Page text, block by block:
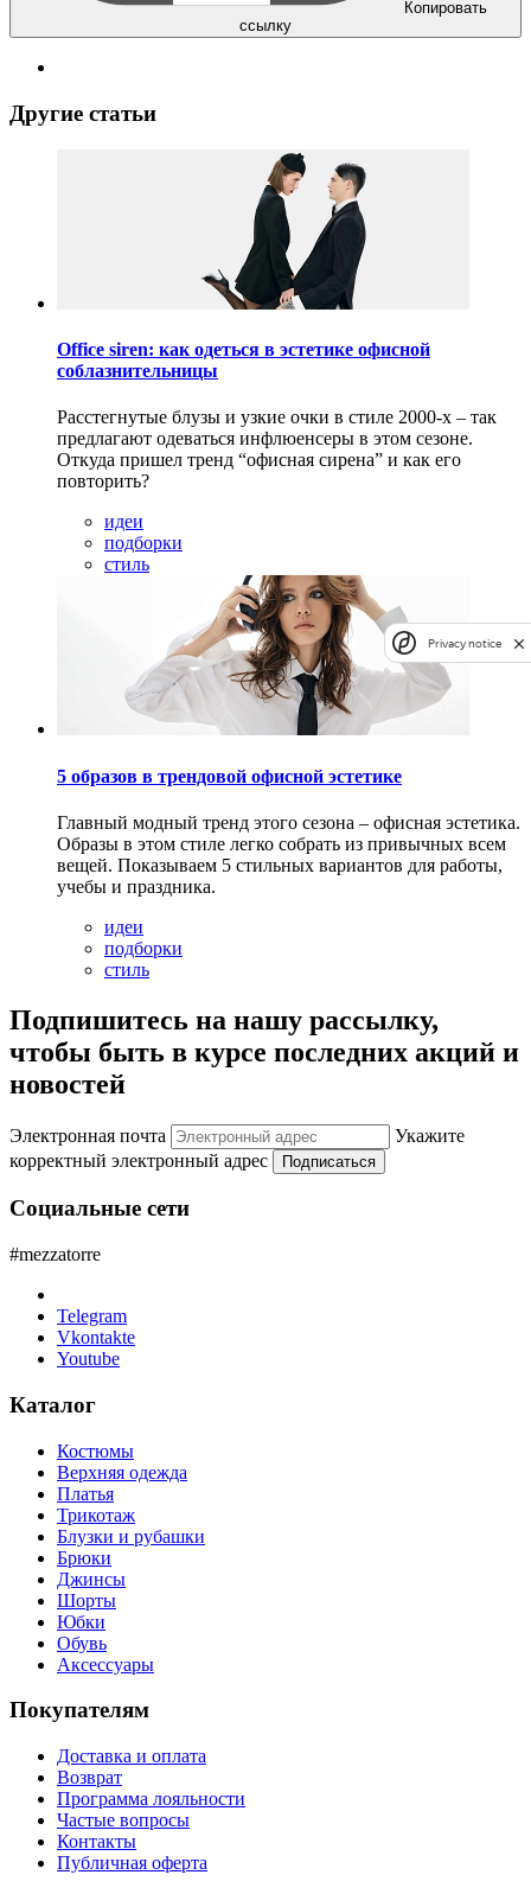
Копировать
ссылку
Другие статьи
Office siren: как одеться в эстетике офисной
соблазнительницы
Расстегнутые блузы и узкие очки в стиле 2000-х – так
предлагают одеваться инфлюенсеры в этом сезоне.
Откуда пришел тренд “офисная сирена” и как его
повторить?
идеи
подборки
стиль
5 образов в трендовой офисной эстетике
Главный модный тренд этого сезона – офисная эстетика.
Образы в этом стиле легко собрать из привычных всем
вещей. Показываем 5 стильных вариантов для работы,
учебы и праздника.
идеи
подборки
стиль
Подпишитесь на нашу рассылку,
чтобы быть в курсе последних акций и
новостей
Электронная почта
Укажите
корректный электронный адрес
Подписаться
Социальные сети
#mezzatorre
Telegram
Vkontakte
Youtube
Каталог
Костюмы
Верхняя одежда
Платья
Трикотаж
Блузки и рубашки
Брюки
Джинсы
Шорты
Юбки
Обувь
Аксессуары
Покупателям
Доставка и оплата
Возврат
Программа лояльности
Частые вопросы
Контакты
Публичная оферта
Privacy notice